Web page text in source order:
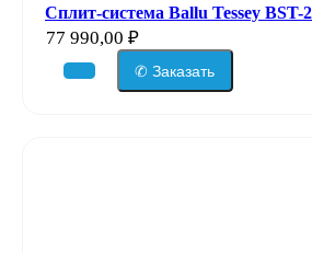
Сплит-система Ballu Tessey BST-
77 990,00 ₽
✆ Заказать